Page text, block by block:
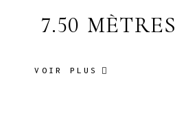
7.50 MÈTRES
VOIR PLUS